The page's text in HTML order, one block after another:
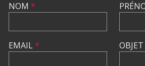
NOM *
EMAIL* OBJET